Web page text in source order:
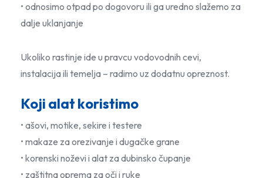
• odnosimo otpad po dogovoru ili ga uredno slažemo za
dalje uklanjanje
Ukoliko rastinje ide u pravcu vodovodnih cevi,
instalacija ili temelja – radimo uz dodatnu opreznost.
Koji alat koristimo
• ašovi, motike, sekire i testere
• makaze za orezivanje i dugačke grane
• korenski noževi i alat za dubinsko čupanje
• zaštitna oprema za oči i ruke